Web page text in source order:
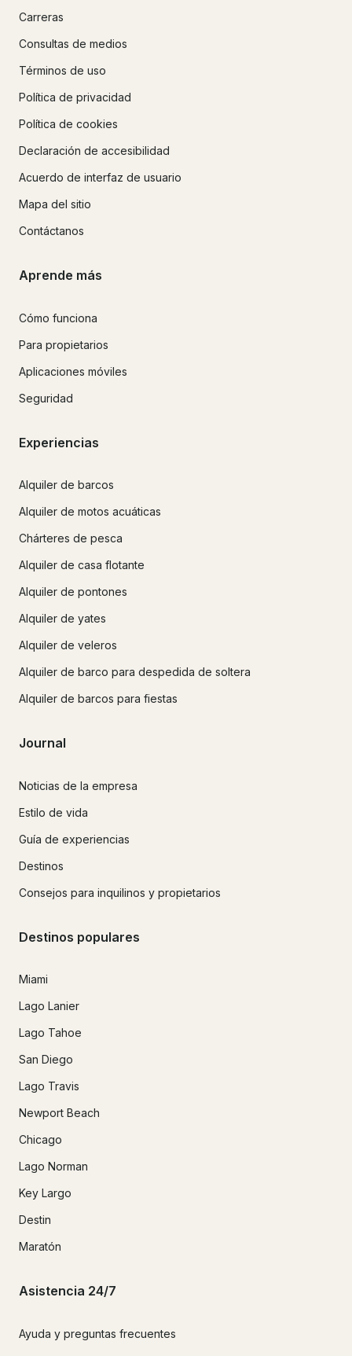
Carreras
Consultas de medios
Términos de uso
Política de privacidad
Política de cookies
Declaración de accesibilidad
Acuerdo de interfaz de usuario
Mapa del sitio
Contáctanos
Aprende más
Cómo funciona
Para propietarios
Aplicaciones móviles
Seguridad
Experiencias
Alquiler de barcos
Alquiler de motos acuáticas
Chárteres de pesca
Alquiler de casa flotante
Alquiler de pontones
Alquiler de yates
Alquiler de veleros
Alquiler de barco para despedida de soltera
Alquiler de barcos para fiestas
Journal
Noticias de la empresa
Estilo de vida
Guía de experiencias
Destinos
Consejos para inquilinos y propietarios
Destinos populares
Miami
Lago Lanier
Lago Tahoe
San Diego
Lago Travis
Newport Beach
Chicago
Lago Norman
Key Largo
Destin
Maratón
Asistencia 24/7
Ayuda y preguntas frecuentes